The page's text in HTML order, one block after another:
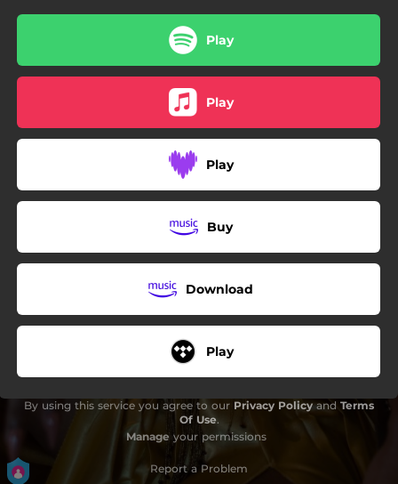
Play
Play
Play
Buy
Download
Play
By using this service you agree to our Privacy Policyand Terms
Of Use.
Manage your permissions
Report a Problem